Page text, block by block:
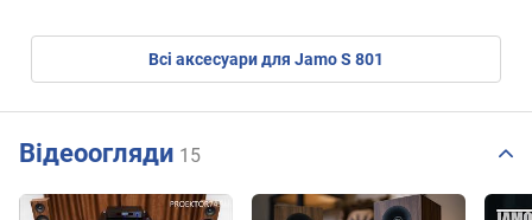
Всі аксесуари для Jamo S 801
Відеоогляди 15